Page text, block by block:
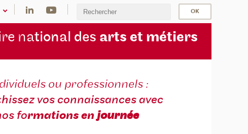
national des arts et métiers
ou professionnels :
hissez vos connaissances avec
formations enjournée